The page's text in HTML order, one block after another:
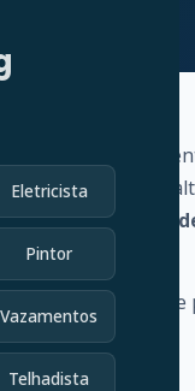
Eletricista
Pintor
Vazamentos
Telhadista
de
a uma câmera de
feedback de
uma variedade de